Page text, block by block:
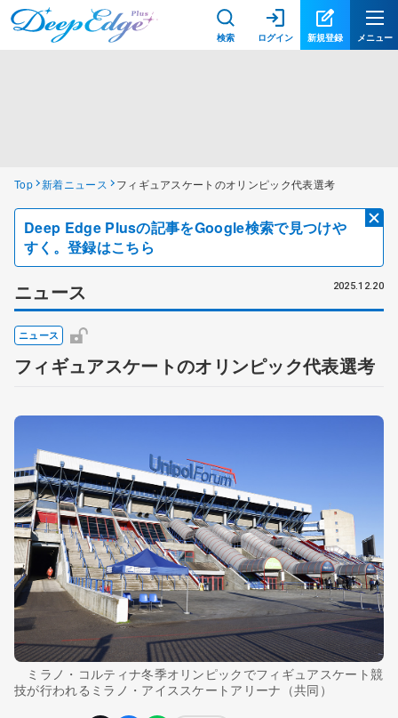
検索 ログイン 新規登録 メニュー
Top 新着ニュース フィギュアスケートのオリンピック代表選考
Deep Edge Plusの記事をGoogle検索で見つけや
すく。登録はこちら
ニュース 2025.12.20
ニュース
フィギュアスケートのオリンピック代表選考
ミラノ・コルティナ冬季オリンピックでフィギュアスケート競
技が行われるミラノ・アイススケートアリーナ（共同）